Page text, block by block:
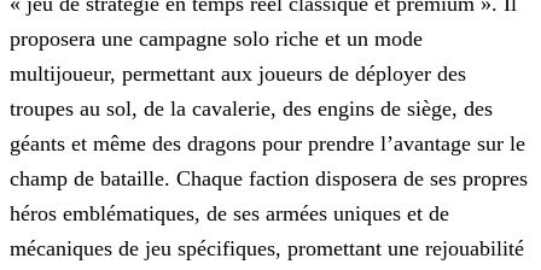
proposera une campagne solo riche et un mode
multijoueur, permettant aux joueurs de déployer des
troupes au sol, de la cavalerie, des engins de siège, des
géants et même des dragons pour prendre l’avantage sur le
champ de bataille. Chaque faction disposera de ses propres
héros emblématiques, de ses armées uniques et de
mécaniques de jeu spécifiques, promettant une rejouabilité